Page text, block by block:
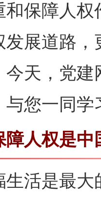
和保障人
发展道路
今天，党
与您一同学
权是中
是最大